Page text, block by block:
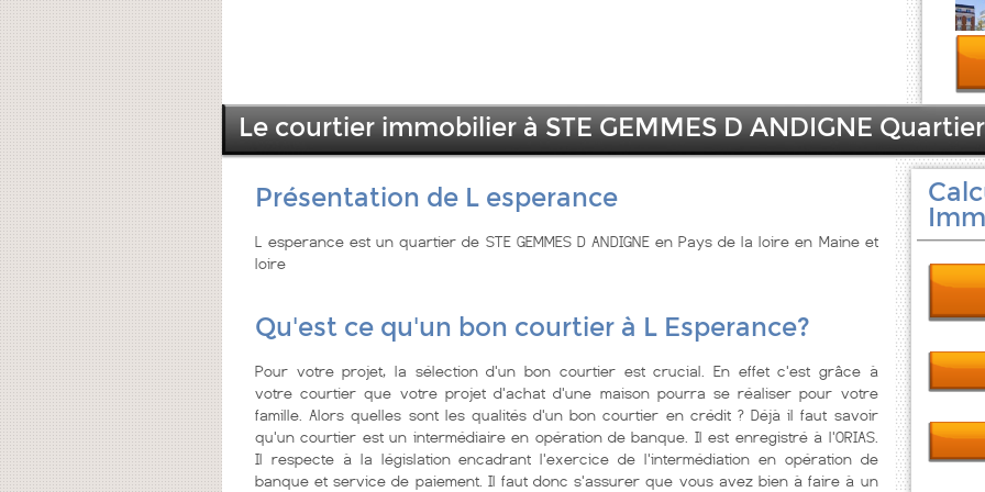
Le courtier immobilier à STE GEMMES D ANDIGNE
Présentation de L esperance
L esperance est un quartier de STE GEMMES D ANDIGNE en Pays de la loire en Maine et
loire
Qu'est ce qu'un bon courtier à L Esperance?
Pour votre projet, la sélection d'un bon courtier est crucial. En effet c'est grâce à
votre courtier que votre projet d'achat d'une maison pourra se réaliser pour votre
famille. Alors quelles sont les qualités d'un bon courtier en crédit ? Déjà il faut savoir
qu'un courtier est un intermédiaire en opération de banque. Il est enregistré à l'ORIAS.
Il respecte à la législation encadrant l'exercice de l'intermédiation en opération de
banque et service de paiement. Il faut donc s'assurer que vous avez bien à faire à un